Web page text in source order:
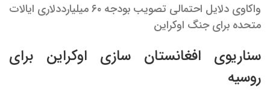
واکاوی دلایل احتمالی تصویب بودجه ۶۰ میلیارددلاری ایالات
متحده برای جنگ اوکراین
سناریوی افغانستان سازی اوکراین برای
روسیه